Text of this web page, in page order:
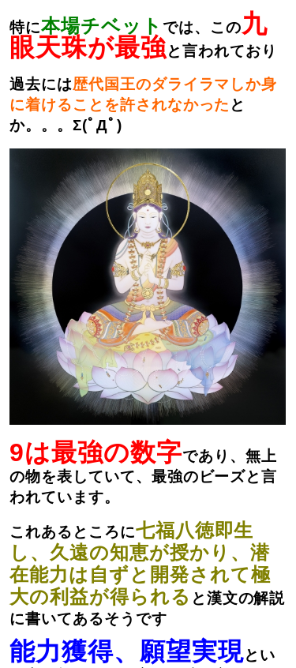
特に本場チベット では、この九
眼天珠が最強と言われており
過去には歴代国王のダライラマしか身
に着けることを許されなかった と
か。。。Σ(ﾟДﾟ)
9は最強の数字であり、無上
の物を表していて、最強のビーズと言
われています。
これあるところに七福八徳即生
し、久遠の知恵が授かり、潜
在能力は自ずと開発されて極
大の利益が得られる と漢文の解説
に書いてあるそうです
能力獲得、願望実現とい